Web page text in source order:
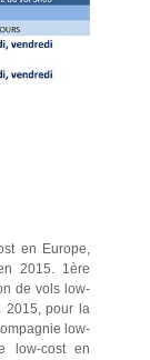
en Europe,
2015. 1ère
de vols low-
2015, pour la
low-
low-cost en